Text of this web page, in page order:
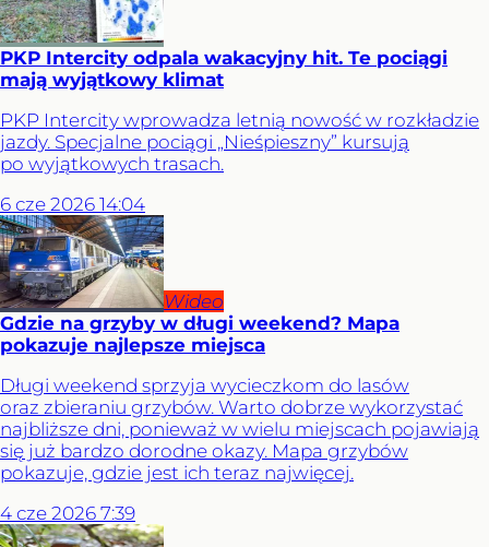
PKP Intercity odpala wakacyjny hit. Te pociągi
mają wyjątkowy klimat
PKP Intercity wprowadza letnią nowość w rozkładzie
jazdy. Specjalne pociągi „Nieśpieszny” kursują
po wyjątkowych trasach.
6 cze 2026 14:04
Wideo
Gdzie na grzyby w długi weekend? Mapa
pokazuje najlepsze miejsca
Długi weekend sprzyja wycieczkom do lasów
oraz zbieraniu grzybów. Warto dobrze wykorzystać
najbliższe dni, ponieważ w wielu miejscach pojawiają
się już bardzo dorodne okazy. Mapa grzybów
pokazuje, gdzie jest ich teraz najwięcej.
4 cze 2026 7:39